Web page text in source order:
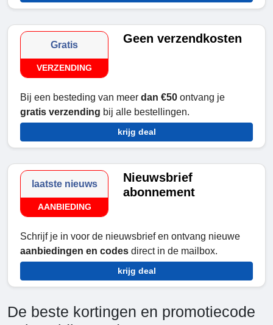
Gratis
VERZENDING
Geen verzendkosten
Bij een besteding van meer dan €50 ontvang je
gratis verzending bij alle bestellingen.
krijg deal
laatste nieuws
AANBIEDING
Nieuwsbrief
abonnement
Schrijf je in voor de nieuwsbrief en ontvang nieuwe
aanbiedingen en codes direct in de mailbox.
krijg deal
De beste kortingen en promotiecode